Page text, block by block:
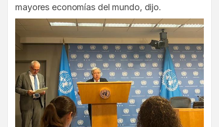
mayores economías del mundo, dijo.